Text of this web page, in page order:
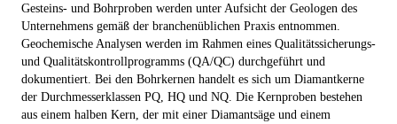
Gesteins- und Bohrproben werden unter Aufsicht der Geologen des
Unternehmens gemäß der branchenüblichen Praxis entnommen.
Geochemische Analysen werden im Rahmen eines Qualitätssicherungs-
und Qualitätskontrollprogramms (QA/QC) durchgeführt und
dokumentiert. Bei den Bohrkernen handelt es sich um Diamantkerne
der Durchmesserklassen PQ, HQ und NQ. Die Kernproben bestehen
aus einem halben Kern, der mit einer Diamantsäge und einem